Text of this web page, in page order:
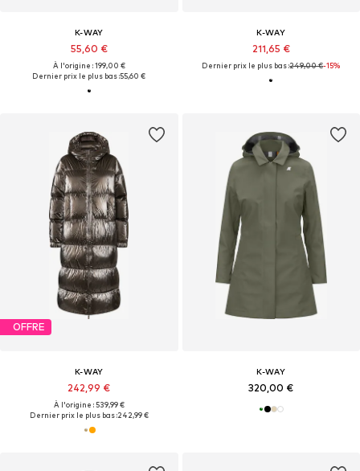
K-WAY
55,60 €
À l'origine : 199,00 €
Dernier prix le plus bas :55,60 €
K-WAY
211,65 €
Dernier prix le plus bas :249,00 €-15%
OFFRE
K-WAY
242,99 €
À l'origine : 539,99 €
Dernier prix le plus bas :242,99 €
K-WAY
320,00 €